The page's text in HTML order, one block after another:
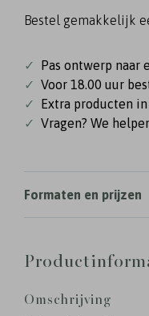
Bestel gemakkelijk
✓
Pas ontwerp naar
✓ Voor 18.00 uur
✓
Extra producten
✓ Vragen? We
Formaten en prijzen
Omschrijving